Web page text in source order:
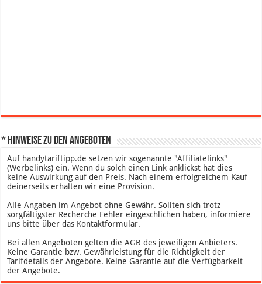
* Hinweise zu den Angeboten
Auf handytariftipp.de setzen wir sogenannte "Affiliatelinks"
(Werbelinks) ein. Wenn du solch einen Link anklickst hat dies
keine Auswirkung auf den Preis. Nach einem erfolgreichem Kauf
deinerseits erhalten wir eine Provision.
Alle Angaben im Angebot ohne Gewähr. Sollten sich trotz
sorgfältigster Recherche Fehler eingeschlichen haben, informiere
uns bitte über das Kontaktformular.
Bei allen Angeboten gelten die AGB des jeweiligen Anbieters.
Keine Garantie bzw. Gewährleistung für die Richtigkeit der
Tarifdetails der Angebote. Keine Garantie auf die Verfügbarkeit
der Angebote.